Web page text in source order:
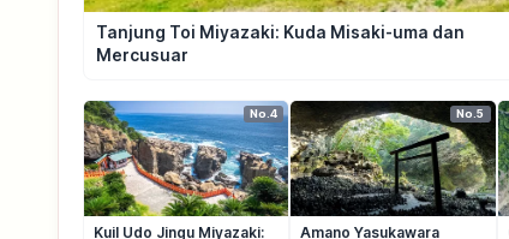
Tanjung Toi Miyazaki: Kuda Misaki-uma dan
Mercusuar
No.4
Kuil Udo Jingu Miyazaki:
No.5
Amano Yasukawara